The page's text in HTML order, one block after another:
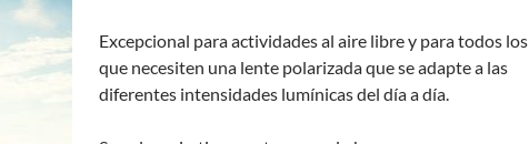
Excepcional para actividades al aire libre y para todos los
que necesiten una lente polarizada que se adapte a las
diferentes intensidades lumínicas del día a día.